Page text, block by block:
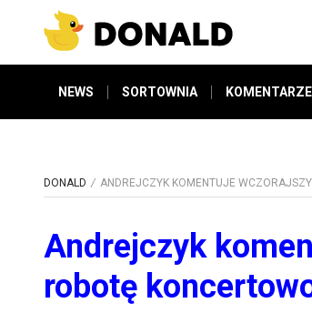
NEWS SORTOWNIA KOMENTARZE
DONALD ANDREJCZYK KOMENTUJE
Andrejczyk
robotę